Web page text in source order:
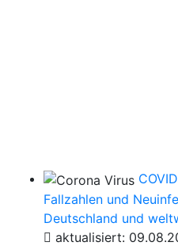
Fallzahlen und
Deutschland und
aktualisiert: